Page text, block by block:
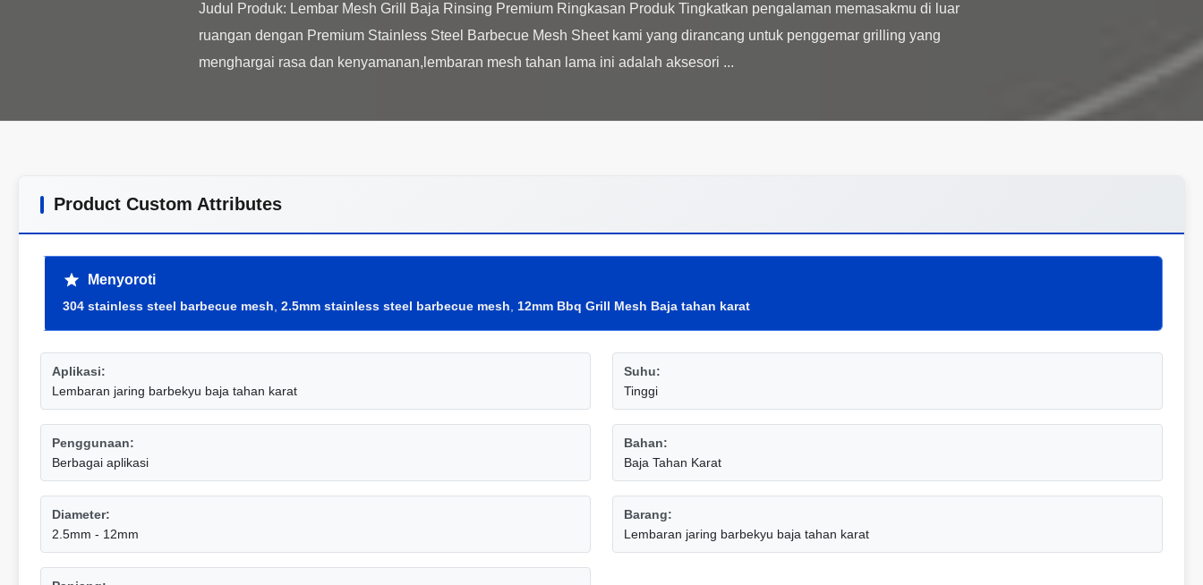
Judul Produk: Lembar Mesh Grill Baja Rinsing Premium Ringkasan Produk Tingkatkan pengalaman memasakmu di luar
ruangan dengan Premium Stainless Steel Barbecue Mesh Sheet kami yang dirancang untuk penggemar grilling yang
Product Custom Attributes
Menyoroti
304 stainless steel barbecue mesh 2.5mm stainless steel barbecue mesh 12mm Bbq Grill Mesh Baja tahan karat
Aplikasi:
Lembaran jaring barbekyu baja tahan karat
Suhu:
Tinggi
Penggunaan:
Berbagai aplikasi
Bahan:
Baja Tahan Karat
Diameter:
2.5mm - 12mm
Barang:
Lembaran jaring barbekyu baja tahan karat